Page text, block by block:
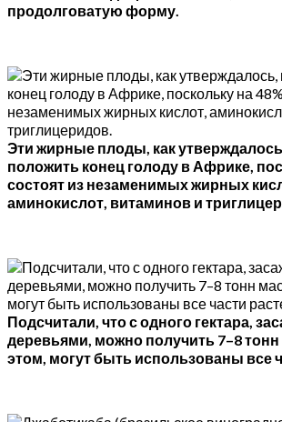
продолговатую форму.
Эти жирные плоды, как
положить конец голоду в Африке,
состоят из незаменимых жирных
аминокислот, витаминов и
Подсчитали, что с одного гектара,
деревьями, можно получить 7–8
этом, могут быть использованы все